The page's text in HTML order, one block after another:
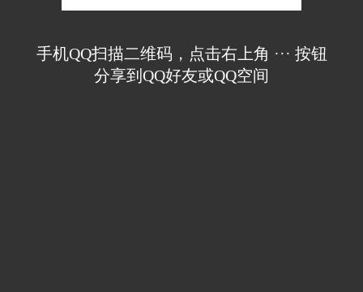
手机QQ扫描二维码，点击右上角 ··· 按钮
分享到QQ好友或QQ空间